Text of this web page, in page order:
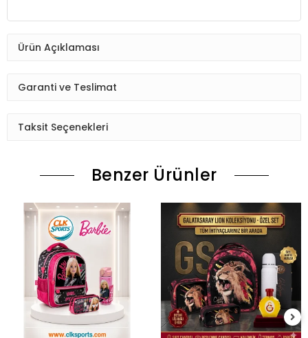
Ürün Açıklaması
Garanti ve Teslimat
Taksit Seçenekleri
Benzer Ürünler